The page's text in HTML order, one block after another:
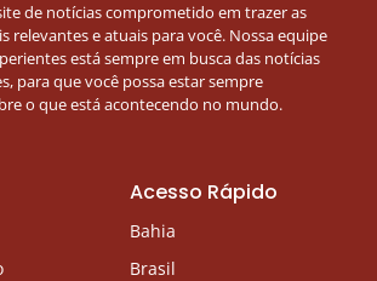
de notícias comprometido em trazer as
relevantes e atuais para você. Nossa equipe
está sempre em busca das notícias
para que você possa estar sempre
o que está acontecendo no mundo.
Acesso Rápido
Bahia
Brasil